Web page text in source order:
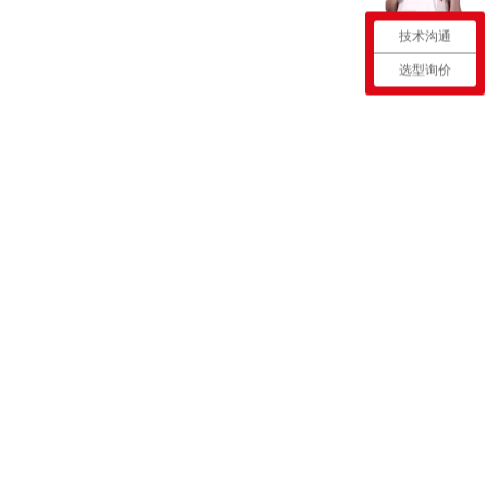
技术沟通
选型询价